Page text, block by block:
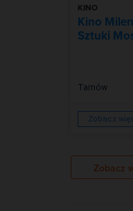
KINO
Kino
Sztuki
Tarnów
Zobacz
Zobacz